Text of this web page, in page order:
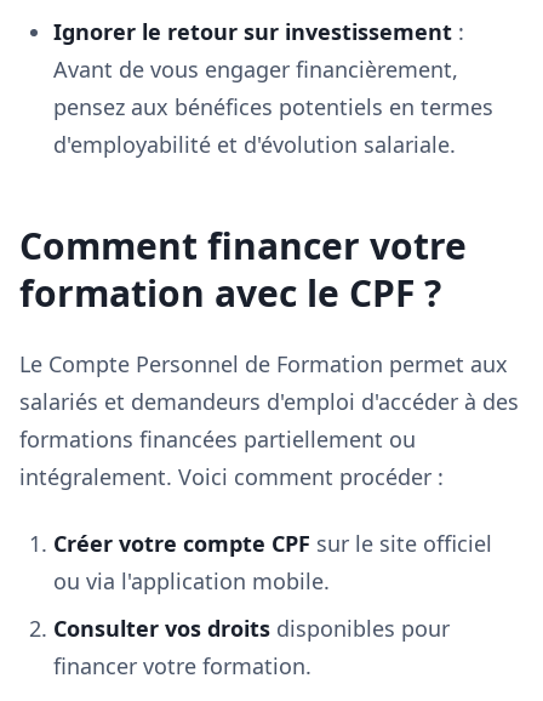
Ignorer le retour sur investissement :
Avant de vous engager financièrement,
pensez aux bénéfices potentiels en termes
d'employabilité et d'évolution salariale.
Comment financer votre
formation avec le CPF ?
Le Compte Personnel de Formation permet aux
salariés et demandeurs d'emploi d'accéder à des
formations financées partiellement ou
intégralement. Voici comment procéder :
Créer votre compte CPF sur le site officiel
ou via l'application mobile.
Consulter vos droits disponibles pour
financer votre formation.